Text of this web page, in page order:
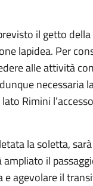
il getto
lapidea. Per
alle attività
necessaria
Rimini
la soletta,
il
agevolare il